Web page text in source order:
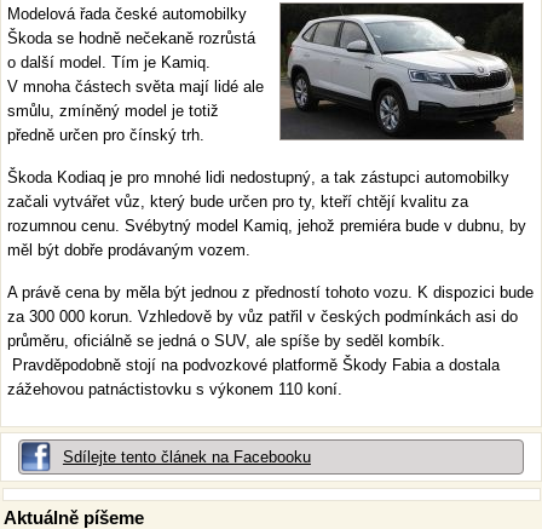
Modelová řada české automobilky
Škoda se hodně nečekaně rozrůstá
o další model. Tím je Kamiq.
V mnoha částech světa mají lidé ale
smůlu, zmíněný model je totiž
předně určen pro čínský trh.
Škoda Kodiaq je pro mnohé lidi nedostupný, a tak zástupci automobilky
začali vytvářet vůz, který bude určen pro ty, kteří chtějí kvalitu za
rozumnou cenu. Svébytný model Kamiq, jehož premiéra bude v dubnu, by
měl být dobře prodávaným vozem.
A právě cena by měla být jednou z předností tohoto vozu. K dispozici bude
za 300 000 korun. Vzhledově by vůz patřil v českých podmínkách asi do
průměru, oficiálně se jedná o SUV, ale spíše by seděl kombík.
Pravděpodobně stojí na podvozkové platformě Škody Fabia a dostala
zážehovou patnáctistovku s výkonem 110 koní.
Sdílejte tento článek na Facebooku
Aktuálně píšeme